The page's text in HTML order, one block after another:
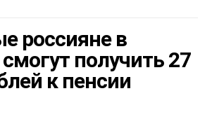
россияне в
получить 27
к пенсии